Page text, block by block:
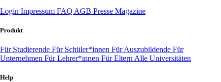
Login Impressum FAQ AGB Presse Magazine
Produkt
Für Studierende Für Schüler*innen Für Auszubildende Für
Unternehmen Für Lehrer*innen Für Eltern Alle Universitäten
Help